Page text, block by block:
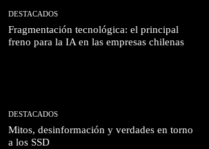
DESTACADOS
Fragmentación tecnológica: el principal
freno para la IA en las empresas chilenas
DESTACADOS
Mitos, desinformación y verdades en torno
a los SSD